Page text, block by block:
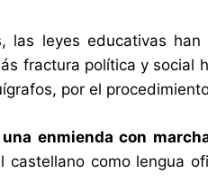
las leyes educativas
fractura política y
por el
una enmienda con
castellano como lengua